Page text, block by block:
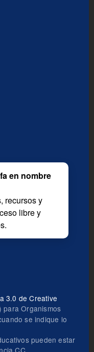
en nombre
recursos y
libre y
3.0 de Creative
para Organismos
se indique lo
pueden estar
CC.